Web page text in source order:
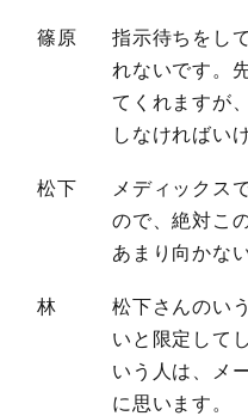
篠原
指示待ちをし
れないです。
てくれますが
しなければい
松下
メディックス
ので、絶対こ
あまり向かな
林
松下さんのい
いと限定して
いう人は、メ
に思います。